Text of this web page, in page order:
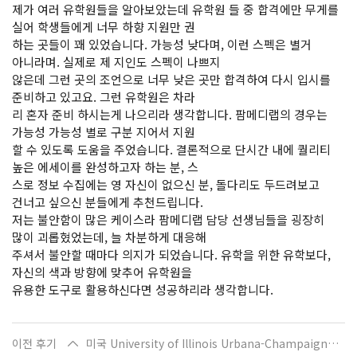
제가 여러 유학원들을 알아보았는데 유학원 들 중 합격에만 무게를
실어 학생들에게 너무 하향 지원만 권
하는 곳들이 꽤 있었습니다. 가능성 낮다며, 이런 스펙은 별거
아니라며. 실제로 제 지인도 스펙이 나쁘지
않은데 그런 곳의 조언으로 너무 낮은 곳만 합격하여 다시 입시를
준비하고 있고요. 그런 유학원은 차라
리 혼자 준비 하시는게 나으리라 생각합니다. 팜메디랩의 경우는
가능성 가능성 별로 구분 지어서 지원
할 수 있도록 도움을 주었습니다. 결론적으로 단시간 내에 퀄리티
높은 에세이를 완성하고자 하는 분, 스
스로 정보 수집에는 영 자신이 없으신 분, 돌다리도 두드려보고
건너고 싶으신 분들에게 추천드립니다.
저는 불안함이 많은 케이스라 팜메디랩 담당 선생님들을 굉장히
많이 괴롭혔었는데, 늘 차분하게 대응해
주셔서 불안할 때마다 의지가 되었습니다. 유학을 위한 유학보다,
자신의 색과 방향에 맞추어 유학원을
유용한 도구로 활용하신다면 성공하리라 생각합니다.
이전 후기 미국 University of Illinois Urbana-Champaign에 입학하는 장O진입니다